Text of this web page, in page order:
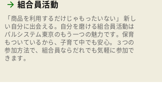
組合員活動
「商品を利用するだけじゃもったいない」 新し
い自分に出会える。自分を磨ける組合員活動は
パルシステム東京のもう一つの魅力です。保育
もついているから、子育て中でも安心。３つの
参加方法で、組合員ならだれでも気軽に参加で
きます。